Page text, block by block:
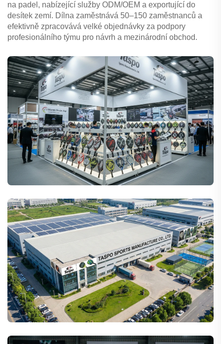
na padel, nabízející služby ODM/OEM a exportující do
desítek zemí. Dílna zaměstnává 50–150 zaměstnanců a
efektivně zpracovává velké objednávky za podpory
profesionálního týmu pro návrh a mezinárodní obchod.